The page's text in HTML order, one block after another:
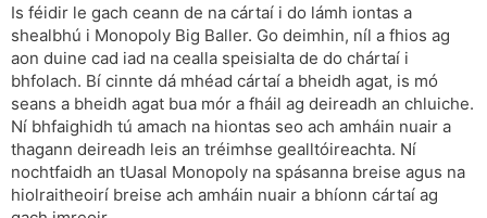
Is féidir le gach ceann de na cártaí i do lámh iontas a
shealbhú i Monopoly Big Baller. Go deimhin, níl a fhios ag
aon duine cad iad na cealla speisialta de do chártaí i
bhfolach. Bí cinnte dá mhéad cártaí a bheidh agat, is mó
seans a bheidh agat bua mór a fháil ag deireadh an chluiche.
Ní bhfaighidh tú amach na hiontas seo ach amháin nuair a
thagann deireadh leis an tréimhse gealltóireachta. Ní
nochtfaidh an tUasal Monopoly na spásanna breise agus na
hiolraitheoirí breise ach amháin nuair a bhíonn cártaí ag